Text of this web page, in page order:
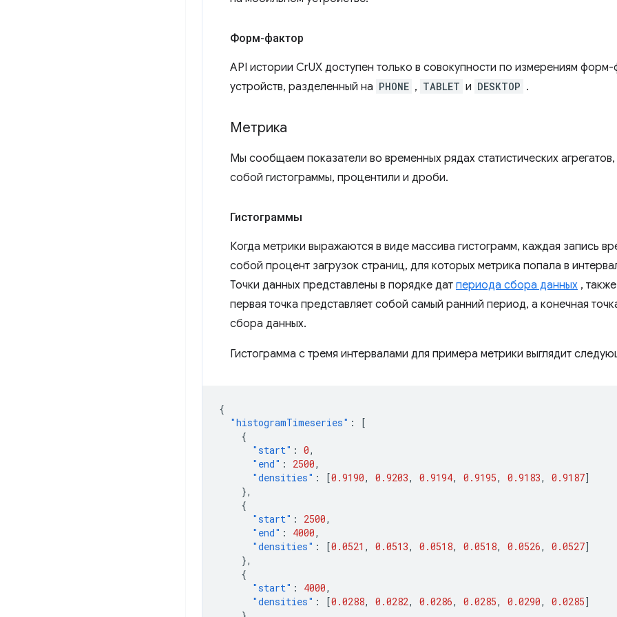
Форм-фактор
API истории CrUX доступен только в совокупности по измерениям
устройств, разделенный на PHONE , TABLET и DESKTOP .
Метрика
Мы сообщаем показатели во временных рядах статистических агрегатов,
собой гистограммы, процентили и дроби.
Гистограммы
Когда метрики выражаются в виде массива гистограмм, каждая запись
собой процент загрузок страниц, для которых метрика попала в
Точки данных представлены в порядке дат периода сбора данных ,
первая точка представляет собой самый ранний период, а конечная
сбора данных.
Гистограмма с тремя интервалами для примера метрики выглядит
{
"histogramTimeseries" :
[
{
"start" : 0,
"end" : 2500,
"densities" : [0.9190, 0.9203, 0.9194, 0.9195, 0.9183, 0.9187]
},
{
"start" : 2500,
"end" : 4000,
"densities" : [0.0521 , 0.0513, 0.0518, 0.0518, 0.0526, 0.0527]
},
{
"start" : 4000,
"densities" : [0.0288, 0.0282, 0.0286, 0.0285, 0.0290, 0.0285]